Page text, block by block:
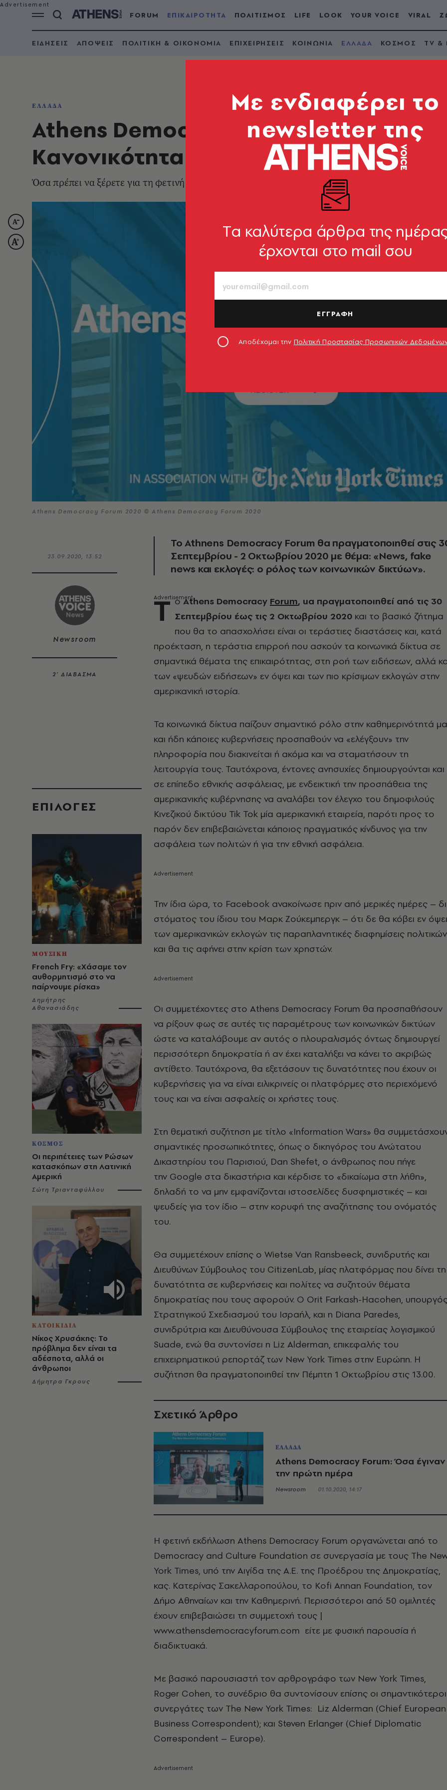
FORUM ΕΠΙΚΑΙΡΟΤΗΤΑ ΠΟΛΙΤΙΣΜΟΣ LIFE LOOK YOUR VOICE VIRAL
ΕΙΔΗΣΕΙΣ ΑΠΟΨΕΙΣ ΠΟΛΙΤΙΚΗ & ΟΙΚΟΝΟΜΙΑ ΕΠΙΧΕΙΡΗΣΕΙΣ ΚΟΙΝΩΝΙΑ ΕΛΛΑΔΑ ΚΟΣΜΟΣ TV &
ΕΛΛΑΔΑ
Athens Democracy Forum 2020: Η Νέα
Kανονικότητα
Όσα πρέπει να ξέρετε για τη φετινή διοργάνωση
Athens Democracy Forum 2020 © Athens Democracy Forum 2020
23.09.2020, 13:52
Newsroom
2’ ΔΙΑΒΑΣΜΑ
EΠΙΛΟΓΈΣ
ΜΟΥΣΙΚΗ
French Fry: «Χάσαμε τον
αυθορμητισμό στο να
παίρνουμε ρίσκα»
Δημήτρης
Αθανασιάδης
ΚΟΣΜΟΣ
Οι περιπέτειες των Ρώσων
κατασκόπων στη Λατινική
Αμερική
Σώτη Τριανταφύλλου
ΚΑΤΟΙΚΙΔΙΑ
Νίκος Χρυσάκης: Το
πρόβλημα δεν είναι τα
αδέσποτα, αλλά οι
άνθρωποι
Δήμητρα Γκρους
Το Athnens Democracy Forum θα πραγματοποιηθεί στις
Σεπτεμβρίου - 2 Οκτωβρίου 2020 με θέμα: «News, fake
news και εκλογές: ο ρόλος των κοινωνικών δικτύων».
T οAthens Democracy Forum, uα πραγματοποιηθεί από τις 30
Σεπτεμβρίου έως τις 2 Οκτωβρίου 2020 και το βασικό ζήτημα
που θα το απασχολήσει είναι οι τεράστιες διαστάσεις και, κατά
προέκταση, η τεράστια επιρροή που ασκούν τα κοινωνικά δίκτυα σε
σημαντικά θέματα της επικαιρότητας, στη ροή των ειδήσεων, αλλά
των «ψευδών ειδήσεων» εν όψει και των πιο κρίσιμων εκλογών στην
αμερικανική ιστορία.
Τα κοινωνικά δίκτυα παίζουν σημαντικό ρόλο στην καθημερινότητά
και ήδη κάποιες κυβερνήσεις προσπαθούν να «ελέγξουν» την
πληροφορία που διακινείται ή ακόμα και να σταματήσουν τη
λειτουργία τους. Ταυτόχρονα, έντονες ανησυχίες δημιουργούνται και
σε επίπεδο εθνικής ασφάλειας, με ενδεικτική την προσπάθεια της
αμερικανικής κυβέρνησης να αναλάβει τον έλεγχο του δημοφιλούς
Κινεζικού δικτύου Tik Tok μία αμερικανική εταιρεία, παρότι προς το
παρόν δεν επιβεβαιώνεται κάποιος πραγματικός κίνδυνος για την
ασφάλεια των πολιτών ή για την εθνική ασφάλεια.
Την ίδια ώρα, το Facebook ανακοίνωσε πριν από μερικές ημέρες –
στόματος του ίδιου του Μαρκ Ζούκεμπεργκ – ότι δε θα κόβει εν όψει
των αμερικανικών εκλογών τις παραπλανητικές διαφημίσεις πολιτικών
και θα τις αφήνει στην κρίση των χρηστών.
Οι συμμετέχοντες στο Athens Democracy Forum θα προσπαθήσουν
να ρίξουν φως σε αυτές τις παραμέτρους των κοινωνικών δικτύων
ώστε να καταλάβουμε αν αυτός ο πλουραλισμός όντως δημιουργεί
περισσότερη δημοκρατία ή αν έχει καταλήξει να κάνει το ακριβώς
αντίθετο. Ταυτόχρονα, θα εξετάσουν τις δυνατότητες που έχουν οι
κυβερνήσεις για να είναι ειλικρινείς οι πλατφόρμες στο περιεχόμενό
τους και να είναι ασφαλείς οι χρήστες τους.
Στη θεματική συζήτηση με τίτλο «Information Wars» θα
σημαντικές προσωπικότητες, όπως ο δικηγόρος του Ανώτατου
Δικαστηρίου του Παρισιού, Dan Shefet, ο άνθρωπος που πήγε
την Google στα δικαστήρια και κέρδισε το «δικαίωμα στη λήθη»,
δηλαδή το να μην εμφανίζονται ιστοσελίδες δυσφημιστικές – και
ψευδείς για τον ίδιο – στην κορυφή της αναζήτησης του ονόματός
του.
Θα συμμετέχουν επίσης ο Wietse Van Ransbeeck, συνιδρυτής και
Διευθύνων Σύμβουλος του CitizenLab, μίας πλατφόρμας που δίνει τη
δυνατότητα σε κυβερνήσεις και πολίτες να συζητούν θέματα
δημοκρατίας που τους αφορούν. Ο Orit Farkash-Hacohen,
Στρατηγικού Σχεδιασμού του Ισραήλ, και η Diana Paredes,
συνιδρύτρια και Διευθύνουσα Σύμβουλος της εταιρείας λογισμικού
Suade, ενώ θα συντονίσει η Liz Alderman, επικεφαλής του
επιχειρηματικού ρεπορτάζ των New York Times στην Ευρώπη. Η
συζήτηση θα πραγματοποιηθεί την Πέμπτη 1 Οκτωβρίου στις 13.00.
Σχετικό Άρθρο
ΕΛΛΑΔΑ
Athens Democracy Forum: Όσα έγιναν
την πρώτη ημέρα
Newsroom 01.10.2020, 14:17
Η φετινή εκδήλωση Athens Democracy Forum οργανώνεται από το
Democracy and Culture Foundation σε συνεργασία με τους The
York Times, υπό την Αιγίδα της Α.Ε. της Προέδρου της Δημοκρατίας,
κας. Κατερίνας Σακελλαροπούλου, το Kofi Annan Foundation, τον
Δήμο Αθηναίων και την Καθημερινή. Περισσότεροι από 50 ομιλητές
έχουν επιβεβαιώσει τη συμμετοχή τους |
www.athensdemocracyforum.com είτε με φυσική παρουσία ή
διαδικτυακά.
Με βασικό παρουσιαστή τον αρθρογράφο των New York Times,
Roger Cohen, το συνέδριο θα συντονίσουν επίσης οι σημαντικότεροι
συνεργάτες των The New York Times: Liz Alderman (Chief European
Business Correspondent); και Steven Erlanger (Chief Diplomatic
Correspondent – Europe).
Mε ενδιαφέρει το
newsletter της
Tα καλύτερα άρθρα της
έρχονται στο mail σου
ΕΓΓΡΑΦΗ
Αποδέχομαι την Πολιτική Προστασίας Προσωπικών